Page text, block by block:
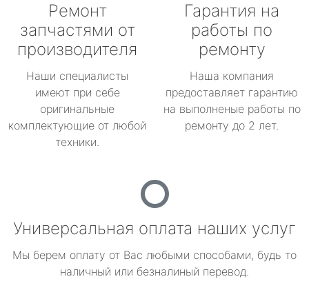
Ремонт
запчастями от
производителя
Наши специалисты
имеют при себе
оригинальные
комплектующие от любой
техники.
Гарантия на
работы по
ремонту
Наша компания
предоставляет гарантию
на выполненые работы по
ремонту до 2 лет.
Универсальная оплата наших услуг
Мы берем оплату от Вас любыми способами, будь то
наличный или безналиный перевод.